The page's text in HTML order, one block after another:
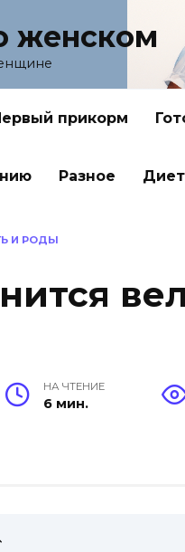
женском
прикорм
Разное
И РОДЫ
НА ЧТЕНИЕ
6 мин.